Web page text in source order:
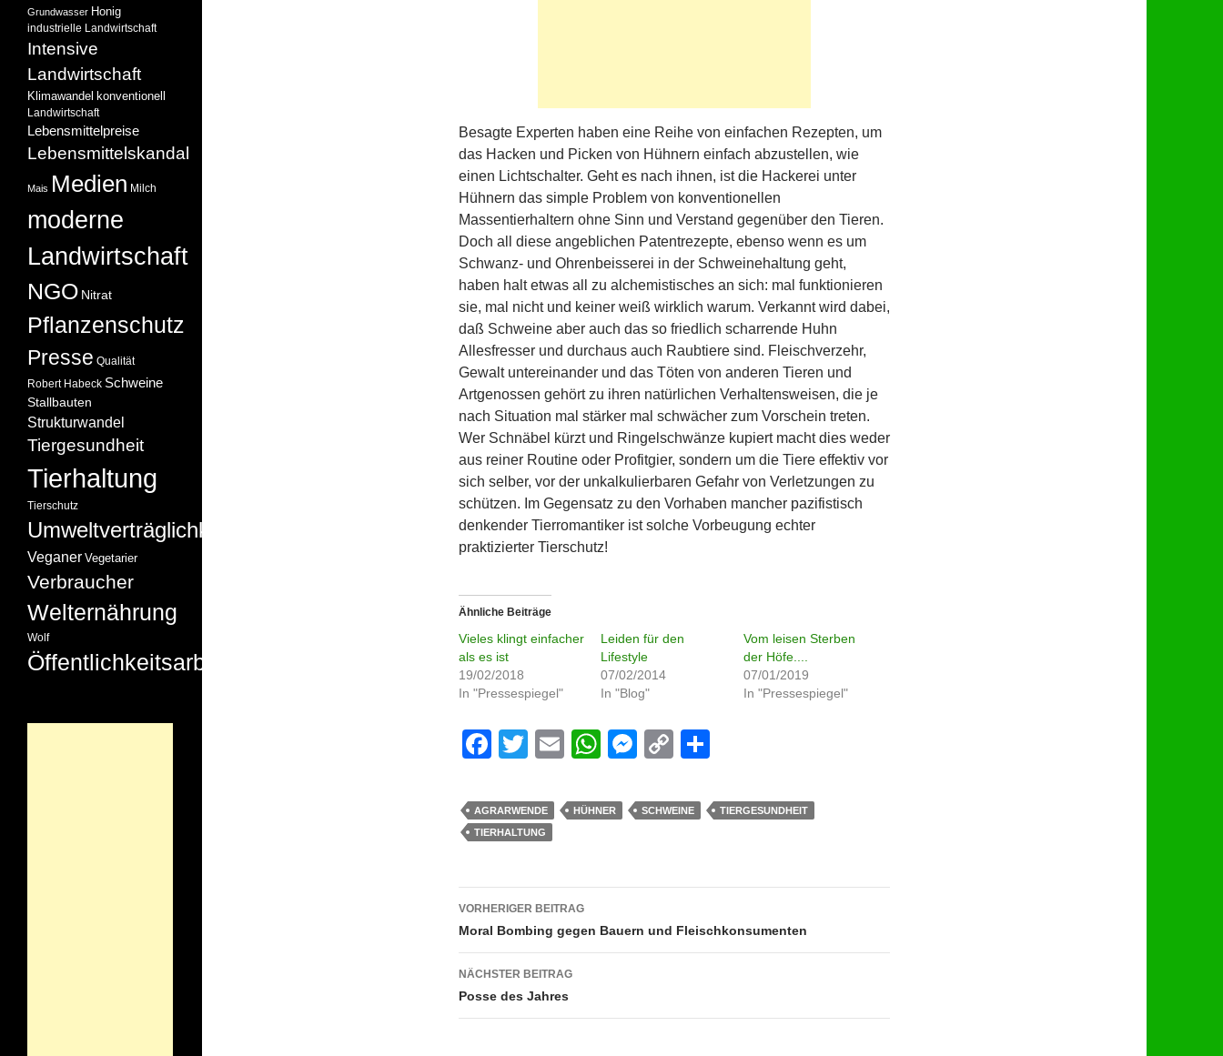
Besagte Experten haben eine Reihe von einfachen Rezepten, um
das Hacken und Picken von Hühnern einfach abzustellen, wie
einen Lichtschalter. Geht es nach ihnen, ist die Hackerei unter
Hühnern das simple Problem von konventionellen
Massentierhaltern ohne Sinn und Verstand gegenüber den Tieren.
Doch all diese angeblichen Patentrezepte, ebenso wenn es um
Schwanz- und Ohrenbeisserei in der Schweinehaltung geht,
haben halt etwas all zu alchemistisches an sich: mal funktionieren
sie, mal nicht und keiner weiß wirklich warum. Verkannt wird dabei,
daß Schweine aber auch das so friedlich scharrende Huhn
Allesfresser und durchaus auch Raubtiere sind. Fleischverzehr,
Gewalt untereinander und das Töten von anderen Tieren und
Artgenossen gehört zu ihren natürlichen Verhaltensweisen, die je
nach Situation mal stärker mal schwächer zum Vorschein treten.
Wer Schnäbel kürzt und Ringelschwänze kupiert macht dies weder
aus reiner Routine oder Profitgier, sondern um die Tiere effektiv vor
sich selber, vor der unkalkulierbaren Gefahr von Verletzungen zu
schützen. Im Gegensatz zu den Vorhaben mancher pazifistisch
denkender Tierromantiker ist solche Vorbeugung echter
praktizierter Tierschutz!
Ähnliche Beiträge
Vieles klingt einfacher
als es ist
19/02/2018
In "Pressespiegel"
Leiden für den
Lifestyle
07/02/2014
In "Blog"
Vom leisen Sterben
der Höfe....
07/01/2019
In "Pressespiegel"
F
c
e
o
o
k
T
tt
er
E
ail
W
at
p
p
M
ss
g
C
p
n
k
ar
AGRARWENDE HÜHNER SCHWEINE
TIERGESUNDHEIT
TIERHALTUNG
Beitrags-
Navigation
VORHERIGER BEITRAG
Moral Bombing gegen Bauern und Fleischkonsumenten
NÄCHSTER BEITRAG
Posse des Jahres
Grundwasser Honig
industrielle Landwirtschaft
Intensive
Landwirtschaft
Klimawandel konventionell
Landwirtschaft
Lebensmittelpreise
Lebensmittelskandal
Mais Medien Milch
moderne
Landwirtschaft
NGO Nitrat
Pflanzenschutz
Presse Qualität
Robert Habeck Schweine
Stallbauten
Strukturwandel
Tiergesundheit
Tierhaltung
Tierschutz
Umweltverträglichkeit
Veganer Vegetarier
Verbraucher
Welternährung
Wolf
Öffentlichkeitsarbeit